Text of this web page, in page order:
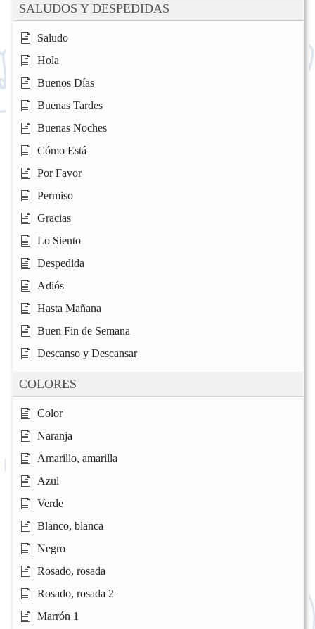
SALUDOS Y DESPEDIDAS
Saludo
Hola
Buenos Días
Buenas Tardes
Buenas Noches
Cómo Está
Por Favor
Permiso
Gracias
Lo Siento
Despedida
Adiós
Hasta Mañana
Buen Fin de Semana
Descanso y Descansar
COLORES
Color
Naranja
Amarillo, amarilla
Azul
Verde
Blanco, blanca
Negro
Rosado, rosada
Rosado, rosada 2
Marrón 1